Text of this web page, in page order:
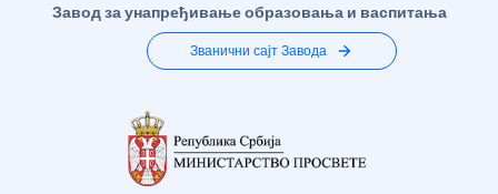
Завод за унапређивање образовања и васпитања
Званични сајт Завода